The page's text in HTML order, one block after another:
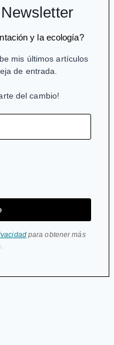
y la ecología?
mis últimos artículos
de entrada.
del cambio!
para obtener más